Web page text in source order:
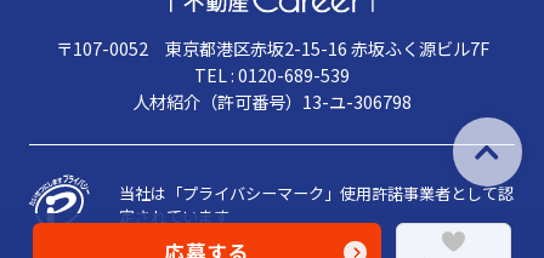
〒107-0052 東京都港区赤坂2-15-16 赤坂ふく源ビル7F
TEL : 0120-689-539
人材紹介（許可番号）13-ユ-306798
当社は「プライバシーマーク」使用許諾事業者として認
定されています